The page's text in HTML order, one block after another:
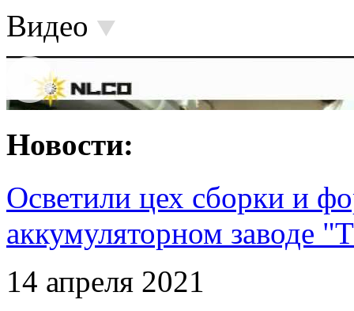
Видео
Новости:
Осветили цех сборки и
аккумуляторном заводе
14 апреля 2021